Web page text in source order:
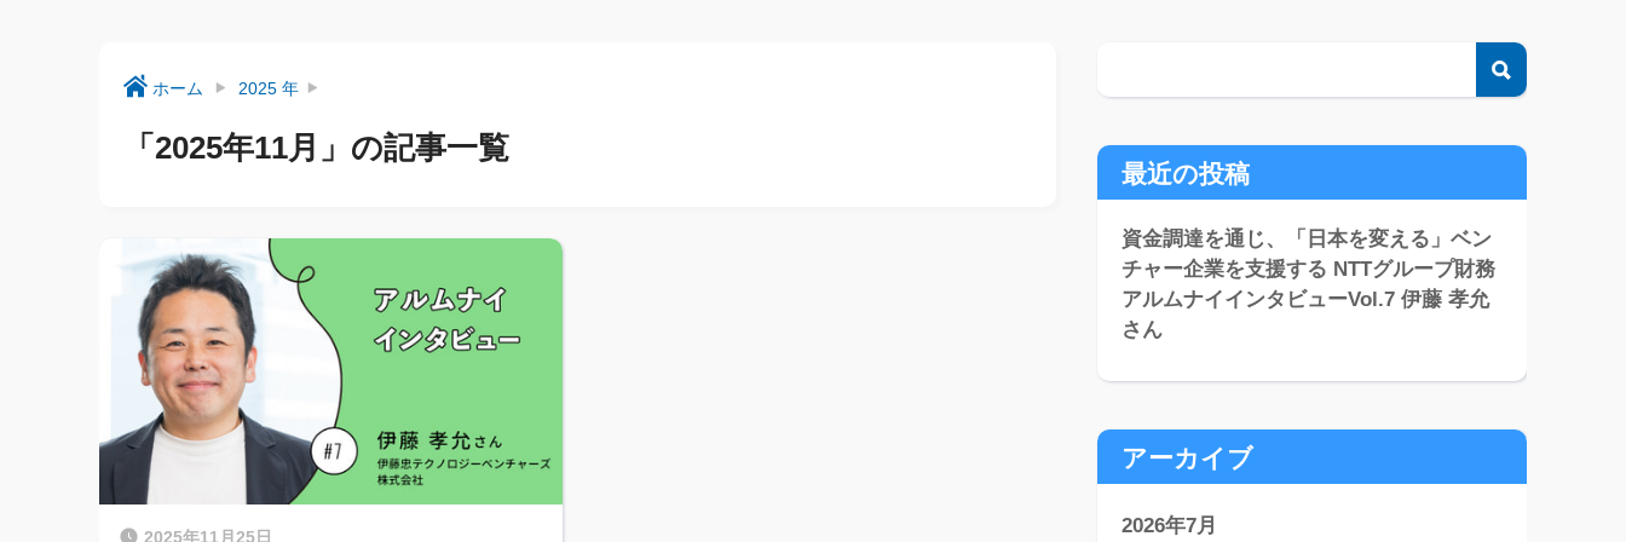
ホーム 2025 年
「2025年11月」の記事一覧
2025年11月25日
最近の投稿
資金調達を通じ、「日本を変える」ベン
チャー企業を支援する NTTグループ財務
アルムナイインタビューVol.7 伊藤 孝允
さん
アーカイブ
2026年7月